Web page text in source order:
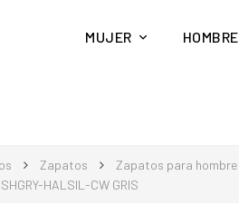
MUJER HOMBRE
Zapatos Zapatos para hombre
HALSIL-CW GRIS